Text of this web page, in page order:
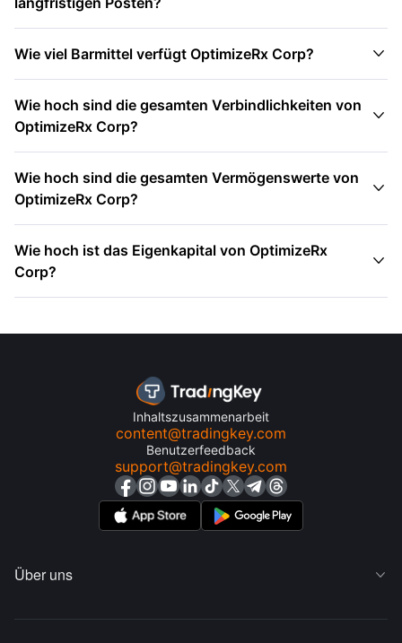
Wie viel Barmittel verfügt OptimizeRx Corp? 
Wie hoch sind die gesamten Verbindlichkeiten von
OptimizeRx Corp?

Wie hoch sind die gesamten Vermögenswerte von
OptimizeRx Corp?

Wie hoch ist das Eigenkapital von OptimizeRx
Corp?

Inhaltszusammenarbeit
content@tradingkey.com
Benutzerfeedback
support@tradingkey.com
Über uns 